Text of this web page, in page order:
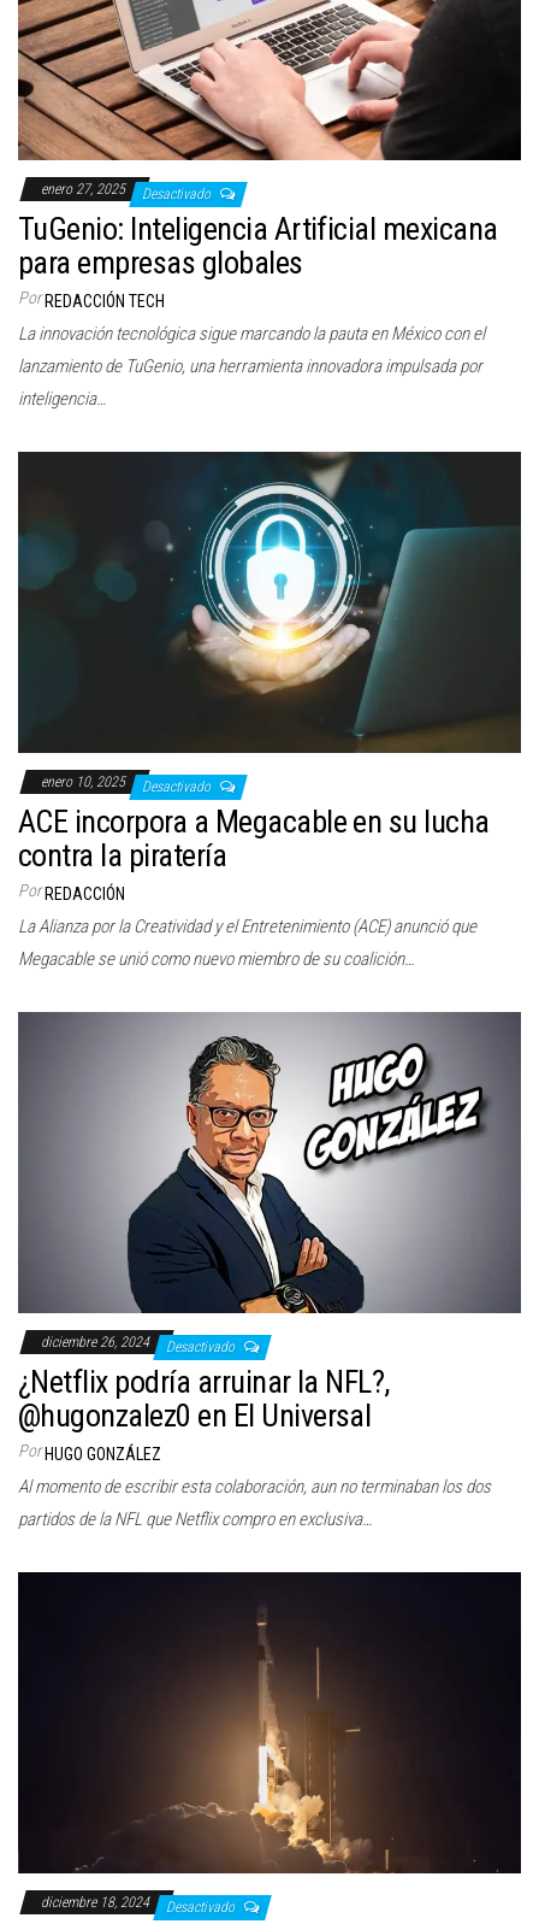
enero 27, 2025 Desactivado
TuGenio: Inteligencia Artificial mexicana
para empresas globales
Por REDACCIÓN TECH
La innovación tecnológica sigue marcando la pauta en México con el
lanzamiento de TuGenio, una herramienta innovadora impulsada por
inteligencia…
enero 10, 2025 Desactivado
ACE incorpora a Megacable en su lucha
contra la piratería
Por REDACCIÓN
La Alianza por la Creatividad y el Entretenimiento (ACE) anunció que
Megacable se unió como nuevo miembro de su coalición…
diciembre 26, 2024 Desactivado
¿Netflix podría arruinar la NFL?,
@hugonzalez0 en El Universal
Por HUGO GONZÁLEZ
Al momento de escribir esta colaboración, aun no terminaban los dos
partidos de la NFL que Netflix compro en exclusiva…
diciembre 18, 2024 Desactivado